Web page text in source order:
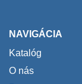
NAVIGÁCIA
Katalóg
O nás